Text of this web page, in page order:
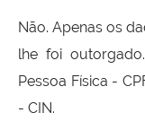
Não. Apenas os
lhe foi
Pessoa Física -
- CIN.